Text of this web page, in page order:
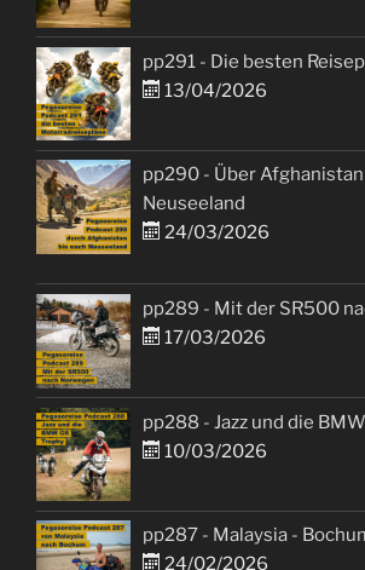
pp291 - Die besten
13/04/2026
pp290 - Über
Neuseeland
24/03/2026
pp289 - Mit der SR500
17/03/2026
pp288 - Jazz und die
10/03/2026
pp287 - Malaysia -
24/02/2026